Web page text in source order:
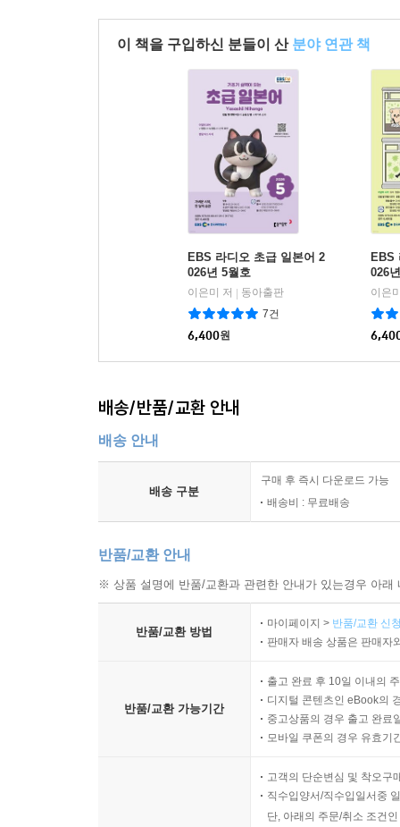
이 책을 구입하신 분들이 산 분야 연관 책
EBS 라디오 초급 일본어 2
026년 5월호
이은미 저 | 동아출판
7건
6,400원
EBS
026
이은
배송/반품/교환 안내
배송 안내
배송 구분
구매 후 즉시 다운로드 가능
배송비 : 무료배송
반품/교환 안내
※ 상품 설명에 반품/교환과 관련한 안내가 있는경우 아
반품/교환 방법
마이페이지 > 반품/교환 신
판매자 배송 상품은 판매자
반품/교환 가능기간
출고 완료 후 10일 이내의
디지털 콘텐츠인 eBook의
중고상품의 경우 출고 완료
모바일 쿠폰의 경우 유효기
고객의 단순변심 및 착오구
직수입양서/직수입일서중
단, 아래의 주문/취소 조건